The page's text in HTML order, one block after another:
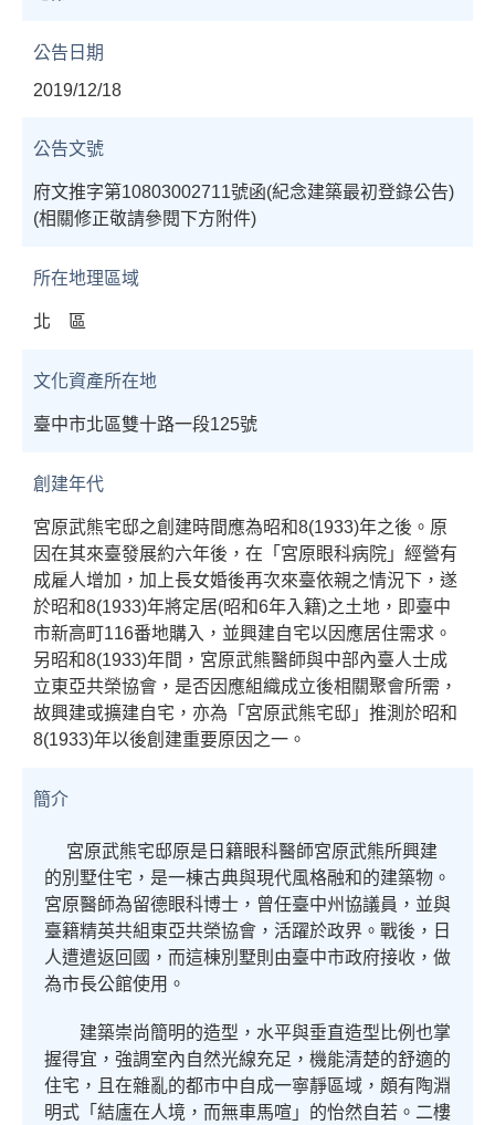
公告日期
2019/12/18
公告文號
府文推字第10803002711號函(紀念建築最初登錄公告)
(相關修正敬請參閱下方附件)
所在地理區域
北 區
文化資產所在地
臺中市北區雙十路一段125號
創建年代
宮原武熊宅邸之創建時間應為昭和8(1933)年之後。原
因在其來臺發展約六年後，在「宮原眼科病院」經營有
成雇人增加，加上長女婚後再次來臺依親之情況下，遂
於昭和8(1933)年將定居(昭和6年入籍)之土地，即臺中
市新高町116番地購入，並興建自宅以因應居住需求。
另昭和8(1933)年間，宮原武熊醫師與中部內臺人士成
立東亞共榮協會，是否因應組織成立後相關聚會所需，
故興建或擴建自宅，亦為「宮原武熊宅邸」推測於昭和
8(1933)年以後創建重要原因之一。
簡介
宮原武熊宅邸原是日籍眼科醫師宮原武熊所興建
的別墅住宅，是一棟古典與現代風格融和的建築物。
宮原醫師為留德眼科博士，曾任臺中州協議員，並與
臺籍精英共組東亞共榮協會，活躍於政界。戰後，日
人遭遣返回國，而這棟別墅則由臺中市政府接收，做
為市長公館使用。
建築崇尚簡明的造型，水平與垂直造型比例也掌
握得宜，強調室內自然光線充足，機能清楚的舒適的
住宅，且在雜亂的都市中自成一寧靜區域，頗有陶淵
明式「結廬在人境，而無車馬喧」的怡然自若。二樓